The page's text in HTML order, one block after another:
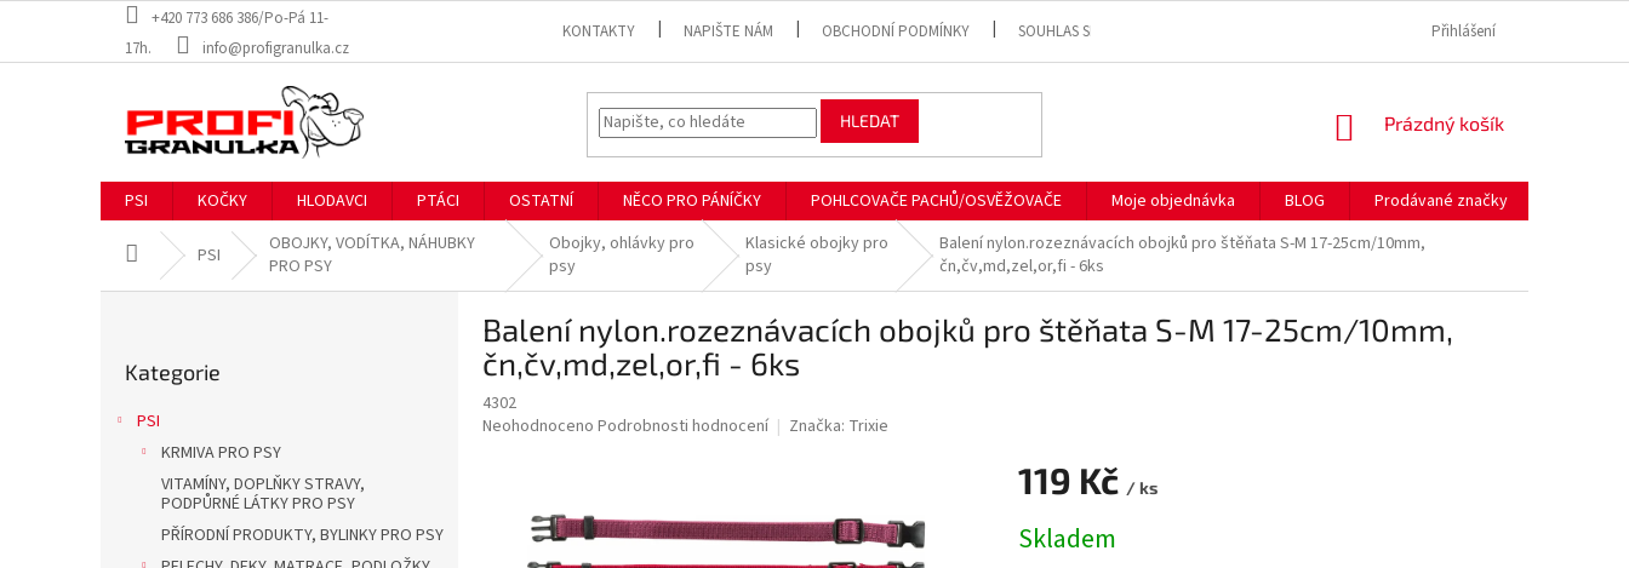
obsah
+420 773 686 386/Po-Pá 11-
17h.
info@profigranulka.cz
KONTAKTY NAPIŠTE NÁM OBCHODNÍ PODMÍNKY SOUHLAS SE ZPRACOVÁNÍM OSOBNÍCH ÚDAJŮ REKLAMAČNÍ ŘÁD
Přihlášení
HLEDAT
NÁKUPNÍ
Prázdný košík
PSI KOČKY HLODAVCI PTÁCI OSTATNÍ NĚCO PRO PÁNÍČKY POHLCOVAČE PACHŮ/OSVĚŽOVAČE Moje objednávka BLOG Prodávané značky
Domů PSI
OBOJKY, VODÍTKA, NÁHUBKY
PRO PSY
Obojky, ohlávky pro
psy
Klasické obojky pro
psy
Balení nylon.rozeznávacích obojků pro štěňata S-M 17-25cm/10mm,
čn,čv,md,zel,or,fi - 6ks
kategorie
Kategorie
PSI
KRMIVA PRO PSY
VITAMÍNY, DOPLŇKY STRAVY,
PODPŮRNÉ LÁTKY PRO PSY
PŘÍRODNÍ PRODUKTY, BYLINKY PRO PSY
Balení nylon.rozeznávacích obojků pro štěňata S-M 17-25cm/10mm,
čn,čv,md,zel,or,fi - 6ks
4302
Průměrné
Neohodnoceno Podrobnosti hodnocení Značka: Trixie
119 Kč / ks
cena:
Skladem